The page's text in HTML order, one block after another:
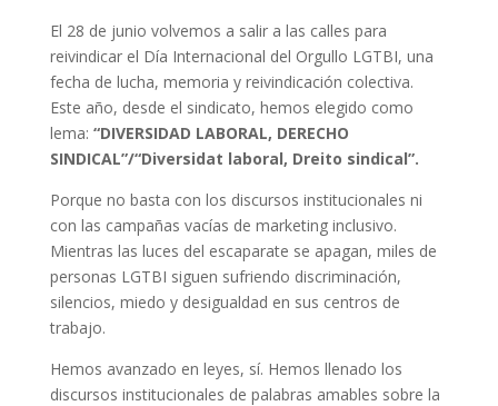
El 28 de junio volvemos a salir a las calles para
reivindicar el Día Internacional del Orgullo LGTBI, una
fecha de lucha, memoria y reivindicación colectiva.
Este año, desde el sindicato, hemos elegido como
lema: “DIVERSIDAD LABORAL, DERECHO
SINDICAL”/“Diversidat laboral, Dreito sindical”.
Porque no basta con los discursos institucionales ni
con las campañas vacías de marketing inclusivo.
Mientras las luces del escaparate se apagan, miles de
personas LGTBI siguen sufriendo discriminación,
silencios, miedo y desigualdad en sus centros de
trabajo.
Hemos avanzado en leyes, sí. Hemos llenado los
discursos institucionales de palabras amables sobre la